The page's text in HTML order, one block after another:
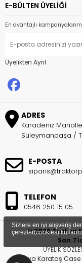
E-BÜLTEN ÜYELİĞİ
En avantajlı
Üyelikten Ayrıl
ADRES
Karadeniz
Süleymanpaşa /
E-POSTA
TELEFON
0546 250 15 05
© 2026 Trakya
ÜYELİK
Trakya Karataş
Sizlere en iyi alışveriş
çerezler(cookies)